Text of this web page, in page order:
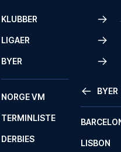
KLUBBER
LIGAER
BYER
BYER
LISBON
NORGE VM
TERMINLISTE
DERBIES
fotballigaene i verden, kjent